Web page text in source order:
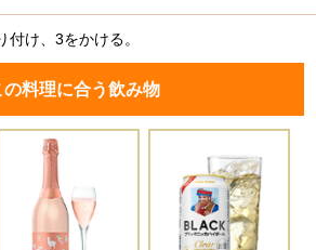
付け、3をかける。
の料理に合う飲み物